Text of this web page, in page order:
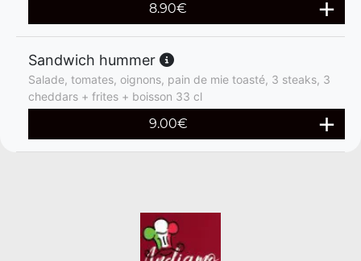
8.90€
Sandwich hummer
Salade, tomates, oignons, pain de mie toasté, 3 steaks, 3
cheddars + frites + boisson 33 cl
9.00€